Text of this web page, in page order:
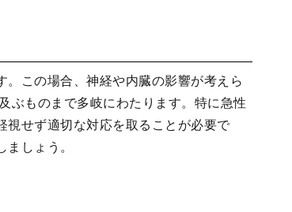
この場合、神経や内臓の影響が考えら
ぶものまで多岐にわたります。特に急性
視せず適切な対応を取ることが必要で
しょう。